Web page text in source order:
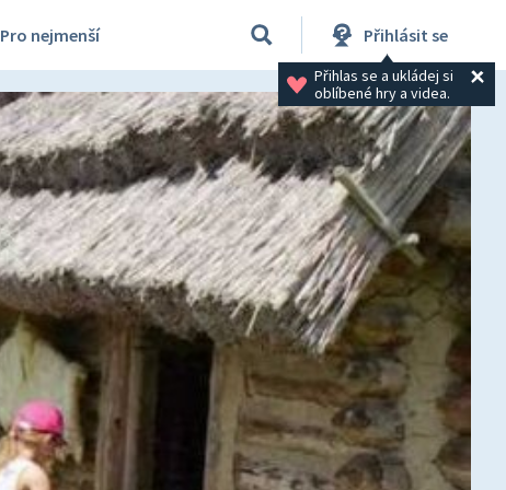
Pro nejmenší Přihlásit se
Přihlas se a ukládej si
oblíbené hry a videa.